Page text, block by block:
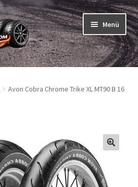
Menü
Avon Cobra Chrome Trike XL MT90 B 16